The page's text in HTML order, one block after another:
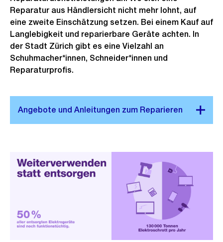
Reparatur aus Händlersicht nicht mehr lohnt, auf
eine zweite Einschätzung setzen. Bei einem Kauf auf
Langlebigkeit und reparierbare Geräte achten. In
der Stadt Zürich gibt es eine Vielzahl an
Schuhmacher*innen, Schneider*innen und
Reparaturprofis.